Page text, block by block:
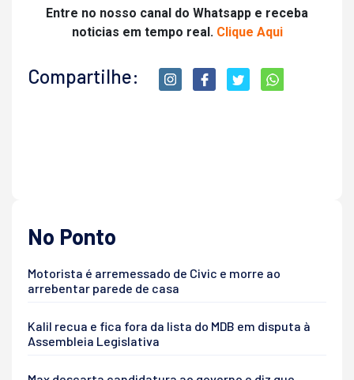
Entre no nosso canal do Whatsapp e receba
noticias em tempo real. Clique Aqui
Compartilhe:
No Ponto
Motorista é arremessado de Civic e morre ao
arrebentar parede de casa
Kalil recua e fica fora da lista do MDB em disputa à
Assembleia Legislativa